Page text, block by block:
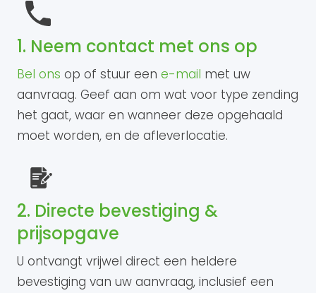
1. Neem contact met ons op
Bel ons op of stuur een e-mail met uw
aanvraag. Geef aan om wat voor type zending
het gaat, waar en wanneer deze opgehaald
moet worden, en de afleverlocatie.
2. Directe bevestiging &
prijsopgave
U ontvangt vrijwel direct een heldere
bevestiging van uw aanvraag, inclusief een